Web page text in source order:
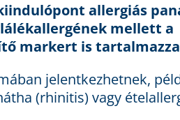
allergiás
mellett a
markert is
jelentkezhetnek,
(rhinitis) vagy